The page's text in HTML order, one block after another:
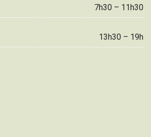
7h30 – 11h30
13h30 – 19h